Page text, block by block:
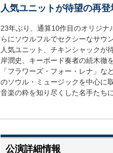
人気ユニットが待望の再登
23年ぶり、通算10作目のオリジナ
らにソウルフルでセクシーなサウ
人気ユニット、チキンシャックが
岸潤史、キーボード奏者の続木徹
「フラワーズ・フォー・レナ」
のソウル・ミュージックを中心に
音楽の粋を知り尽くした名手たち
公演詳細情報